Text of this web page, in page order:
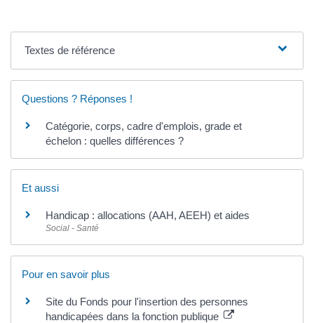
Textes de référence
Questions ? Réponses !
Catégorie, corps, cadre d'emplois, grade et
échelon : quelles différences ?
Et aussi
Handicap : allocations (AAH, AEEH) et aides
Social - Santé
Pour en savoir plus
Site du Fonds pour l'insertion des personnes
handicapées dans la fonction publique